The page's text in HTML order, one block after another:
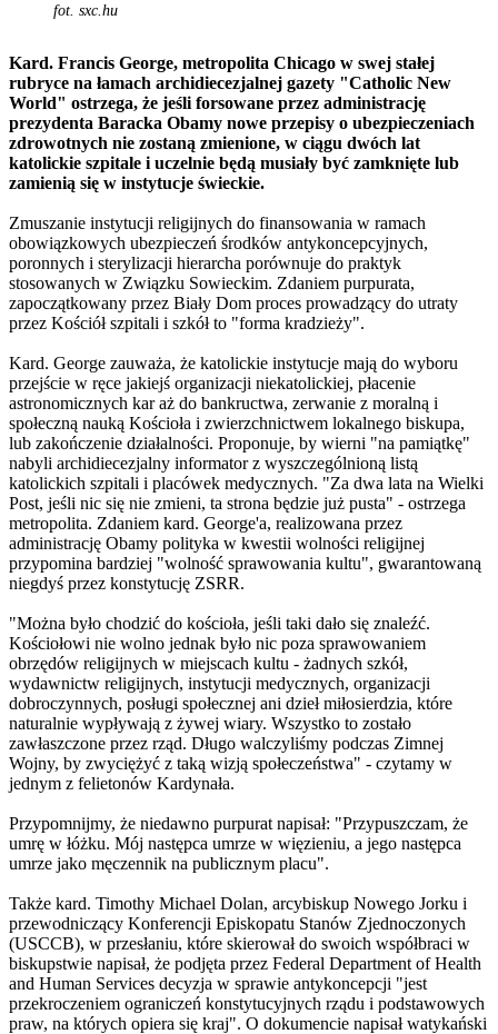
fot. sxc.hu
Kard. Francis George, metropolita Chicago w swej stałej
rubryce na łamach archidiecezjalnej gazety "Catholic New
World" ostrzega, że jeśli forsowane przez administrację
prezydenta Baracka Obamy nowe przepisy o ubezpieczeniach
zdrowotnych nie zostaną zmienione, w ciągu dwóch lat
katolickie szpitale i uczelnie będą musiały być zamknięte lub
zamienią się w instytucje świeckie.
Zmuszanie instytucji religijnych do finansowania w ramach
obowiązkowych ubezpieczeń środków antykoncepcyjnych,
poronnych i sterylizacji hierarcha porównuje do praktyk
stosowanych w Związku Sowieckim. Zdaniem purpurata,
zapoczątkowany przez Biały Dom proces prowadzący do utraty
przez Kościół szpitali i szkół to "forma kradzieży".
Kard. George zauważa, że katolickie instytucje mają do wyboru
przejście w ręce jakiejś organizacji niekatolickiej, płacenie
astronomicznych kar aż do bankructwa, zerwanie z moralną i
społeczną nauką Kościoła i zwierzchnictwem lokalnego biskupa,
lub zakończenie działalności. Proponuje, by wierni "na pamiątkę"
nabyli archidiecezjalny informator z wyszczególnioną listą
katolickich szpitali i placówek medycznych. "Za dwa lata na Wielki
Post, jeśli nic się nie zmieni, ta strona będzie już pusta" - ostrzega
metropolita. Zdaniem kard. George'a, realizowana przez
administrację Obamy polityka w kwestii wolności religijnej
przypomina bardziej "wolność sprawowania kultu", gwarantowaną
niegdyś przez konstytucję ZSRR.
"Można było chodzić do kościoła, jeśli taki dało się znaleźć.
Kościołowi nie wolno jednak było nic poza sprawowaniem
obrzędów religijnych w miejscach kultu - żadnych szkół,
wydawnictw religijnych, instytucji medycznych, organizacji
dobroczynnych, posługi społecznej ani dzieł miłosierdzia, które
naturalnie wypływają z żywej wiary. Wszystko to zostało
zawłaszczone przez rząd. Długo walczyliśmy podczas Zimnej
Wojny, by zwyciężyć z taką wizją społeczeństwa" - czytamy w
jednym z felietonów Kardynała.
Przypomnijmy, że niedawno purpurat napisał: "Przypuszczam, że
umrę w łóżku. Mój następca umrze w więzieniu, a jego następca
umrze jako męczennik na publicznym placu".
Także kard. Timothy Michael Dolan, arcybiskup Nowego Jorku i
przewodniczący Konferencji Episkopatu Stanów Zjednoczonych
(USCCB), w przesłaniu, które skierował do swoich współbraci w
biskupstwie napisał, że podjęta przez Federal Department of Health
and Human Services decyzja w sprawie antykoncepcji "jest
przekroczeniem ograniczeń konstytucyjnych rządu i podstawowych
praw, na których opiera się kraj". O dokumencie napisał watykański